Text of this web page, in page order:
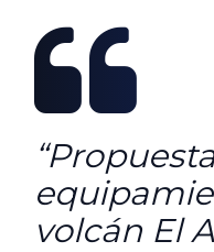
volcán El